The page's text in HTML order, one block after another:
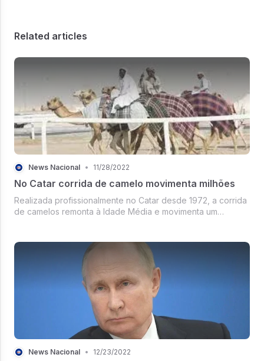
Related articles
News Nacional • 11/28/2022
No Catar corrida de camelo movimenta milhões
Realizada profissionalmente no Catar desde 1972, a corrida
de camelos remonta à Idade Média e movimenta um
humanos.
News Nacional • 12/23/2022